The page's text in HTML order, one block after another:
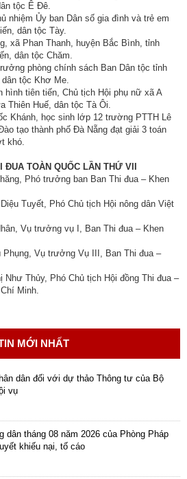
tộc Ê Đê.
nhiệm Ủy ban Dân số gia đình và trẻ em
dân tộc Tày.
xã Phan Thanh, huyện Bắc Bình, tỉnh
dân tộc Chăm.
phòng chính sách Ban Dân tộc tỉnh
tộc Khơ Me.
hình tiên tiến, Chủ tịch Hội phụ nữ xã A
Thiên Huế, dân tộc Tà Ôi.
Khánh, học sinh lớp 12 trường PTTH Lê
tạo thành phố Đà Nẵng đạt giải 3 toán
khó.
TOÀN QUỐC LẦN THỨ VII
Phó trưởng ban Ban Thi đua – Khen
Tuyết, Phó Chủ tịch Hội nông dân Việt
Vụ trưởng vụ I, Ban Thi đua – Khen
Vụ trưởng Vụ III, Ban Thi đua –
Như Thủy, Phó Chủ tịch Hội đồng Thi đua –
Minh.
MỚI NHẤT
dân đối với dự thảo Thông tư của Bộ
vụ
dân tháng 08 năm 2026 của Phòng Pháp
khiếu nại, tố cáo